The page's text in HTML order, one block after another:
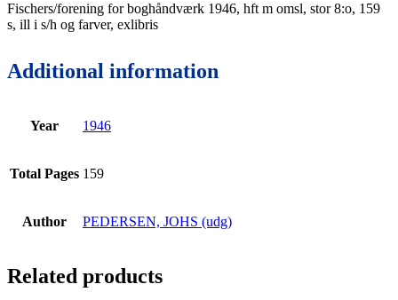
Fischers/forening for boghåndværk 1946, hft m omsl, stor 8:o, 159
s, ill i s/h og farver, exlibris
Additional information
Year 1946
Total Pages 159
Author PEDERSEN, JOHS (udg)
Related products